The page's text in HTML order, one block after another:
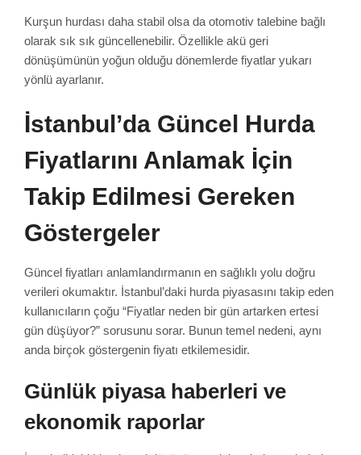
Kurşun hurdası daha stabil olsa da otomotiv talebine bağlı
olarak sık sık güncellenebilir. Özellikle akü geri
dönüşümünün yoğun olduğu dönemlerde fiyatlar yukarı
yönlü ayarlanır.
İstanbul’da Güncel Hurda
Fiyatlarını Anlamak İçin
Takip Edilmesi Gereken
Göstergeler
Güncel fiyatları anlamlandırmanın en sağlıklı yolu doğru
verileri okumaktır. İstanbul’daki hurda piyasasını takip eden
kullanıcıların çoğu “Fiyatlar neden bir gün artarken ertesi
gün düşüyor?” sorusunu sorar. Bunun temel nedeni, aynı
anda birçok göstergenin fiyatı etkilemesidir.
Günlük piyasa haberleri ve
ekonomik raporlar